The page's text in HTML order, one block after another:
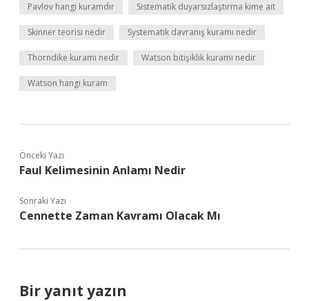
Pavlov hangi kuramdır Sistematik duyarsızlaştırma kime ait
Skinner teorisi nedir Systematik davranış kuramı nedir
Thorndike kuramı nedir Watson bitişiklik kuramı nedir
Watson hangi kuram
Önceki Yazı
Faul Kelimesinin Anlamı Nedir
Sonraki Yazı
Cennette Zaman Kavramı Olacak Mı
Bir yanıt yazın